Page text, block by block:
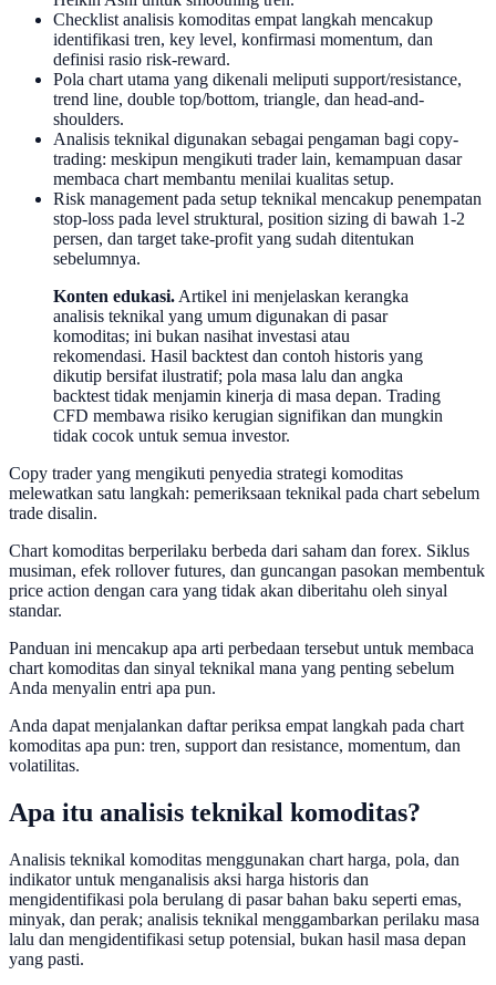
Checklist analisis komoditas empat langkah mencakup
identifikasi tren, key level, konfirmasi momentum, dan
definisi rasio risk-reward.
Pola chart utama yang dikenali meliputi support/resistance,
trend line, double top/bottom, triangle, dan head-and-
shoulders.
Analisis teknikal digunakan sebagai pengaman bagi copy-
trading: meskipun mengikuti trader lain, kemampuan dasar
membaca chart membantu menilai kualitas setup.
Risk management pada setup teknikal mencakup penempatan
stop-loss pada level struktural, position sizing di bawah 1-2
persen, dan target take-profit yang sudah ditentukan
sebelumnya.
Konten edukasi. Artikel ini menjelaskan kerangka
analisis teknikal yang umum digunakan di pasar
komoditas; ini bukan nasihat investasi atau
rekomendasi. Hasil backtest dan contoh historis yang
dikutip bersifat ilustratif; pola masa lalu dan angka
backtest tidak menjamin kinerja di masa depan. Trading
CFD membawa risiko kerugian signifikan dan mungkin
tidak cocok untuk semua investor.
Copy trader yang mengikuti penyedia strategi komoditas
melewatkan satu langkah: pemeriksaan teknikal pada chart sebelum
trade disalin.
Chart komoditas berperilaku berbeda dari saham dan forex. Siklus
musiman, efek rollover futures, dan guncangan pasokan membentuk
price action dengan cara yang tidak akan diberitahu oleh sinyal
standar.
Panduan ini mencakup apa arti perbedaan tersebut untuk membaca
chart komoditas dan sinyal teknikal mana yang penting sebelum
Anda menyalin entri apa pun.
Anda dapat menjalankan daftar periksa empat langkah pada chart
komoditas apa pun: tren, support dan resistance, momentum, dan
volatilitas.
Apa itu analisis teknikal komoditas?
Analisis teknikal komoditas menggunakan chart harga, pola, dan
indikator untuk menganalisis aksi harga historis dan
mengidentifikasi pola berulang di pasar bahan baku seperti emas,
minyak, dan perak; analisis teknikal menggambarkan perilaku masa
lalu dan mengidentifikasi setup potensial, bukan hasil masa depan
yang pasti.